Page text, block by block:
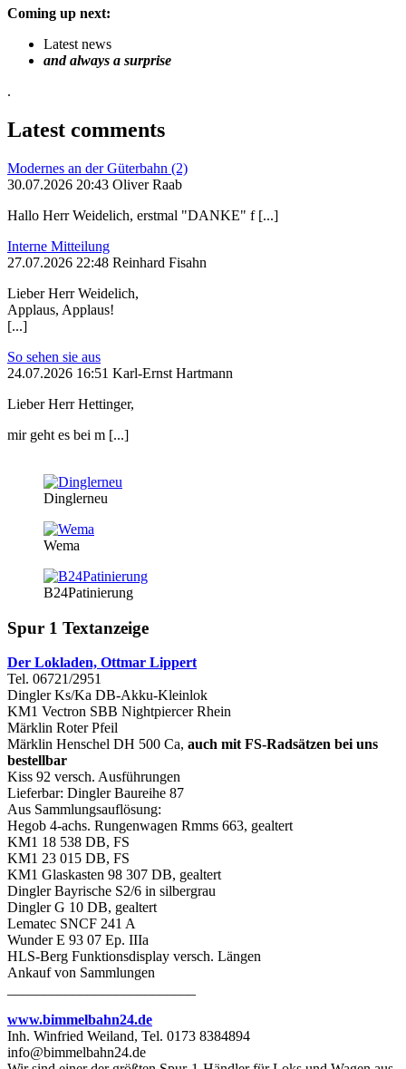
Coming up next:
Latest news
and always a surprise
.
Latest comments
Modernes an der Güterbahn (2)
30.07.2026 20:43 Oliver Raab
Hallo Herr Weidelich, erstmal "DANKE" f [...]
Interne Mitteilung
27.07.2026 22:48 Reinhard Fisahn
Lieber Herr Weidelich,
Applaus, Applaus!
[...]
So sehen sie aus
24.07.2026 16:51 Karl-Ernst Hartmann
Lieber Herr Hettinger,
mir geht es bei m [...]
Dinglerneu
Wema
B24Patinierung
Spur 1 Textanzeige
Der Lokladen, Ottmar Lippert
Tel. 06721/2951
Dingler Ks/Ka DB-Akku-Kleinlok
KM1 Vectron SBB Nightpiercer Rhein
Märklin Roter Pfeil
Märklin Henschel DH 500 Ca, auch mit FS-Radsätzen bei uns
bestellbar
Kiss 92 versch. Ausführungen
Lieferbar: Dingler Baureihe 87
Aus Sammlungsauflösung:
Hegob 4-achs. Rungenwagen Rmms 663, gealtert
KM1 18 538 DB, FS
KM1 23 015 DB, FS
KM1 Glaskasten 98 307 DB, gealtert
Dingler Bayrische S2/6 in silbergrau
Dingler G 10 DB, gealtert
Lematec SNCF 241 A
Wunder E 93 07 Ep. IIIa
HLS-Berg Funktionsdisplay versch. Längen
Ankauf von Sammlungen
www.bimmelbahn24.de
Inh. Winfried Weiland, Tel. 0173 8384894
info@bimmelbahn24.de